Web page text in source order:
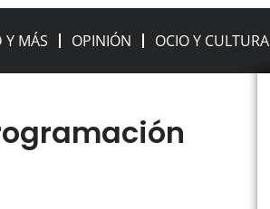
Y MÁS OPINIÓN OCIO Y CULTURA